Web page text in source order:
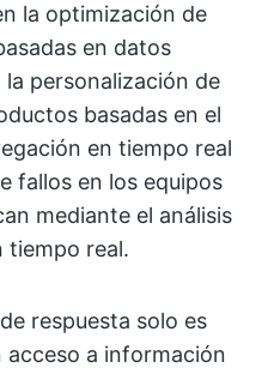
la optimización de
en datos
la personalización de
basadas en el
en tiempo real
fallos en los equipos
mediante el análisis
tiempo real.
respuesta solo es
acceso a información